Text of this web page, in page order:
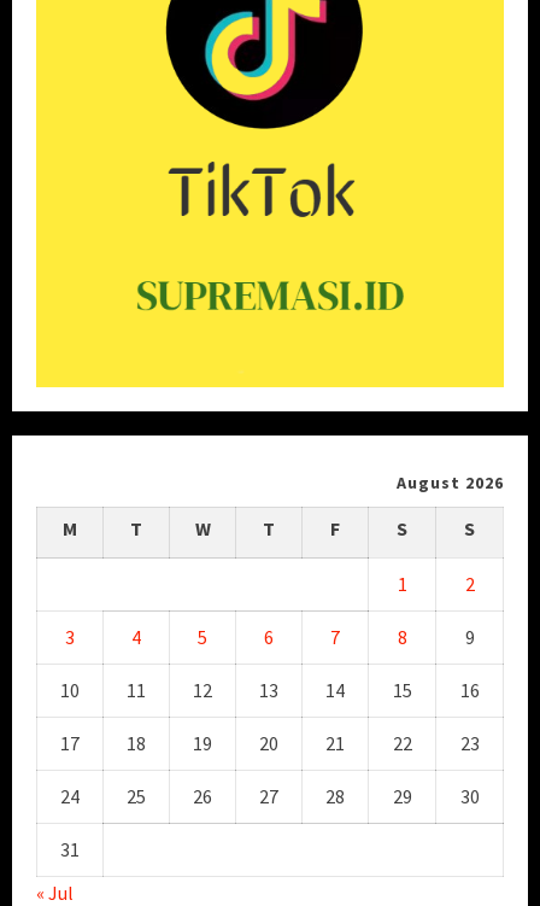
August 2026
M T W T F S S
1 2
3 4 5 6 7 8 9
10 11 12 13 14 15 16
17 18 19 20 21 22 23
24 25 26 27 28 29 30
31
« Jul